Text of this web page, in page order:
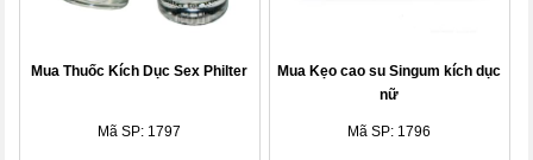
Mua Thuốc Kích Dục Sex Philter
Mã SP: 1797
Mua Kẹo cao su Singum kích dục
nữ
Mã SP: 1796